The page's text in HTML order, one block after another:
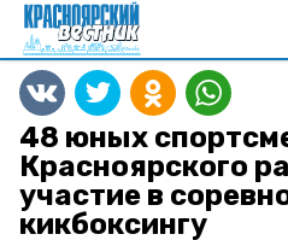
48 юных
Красноярского
участие в
кикбоксингу